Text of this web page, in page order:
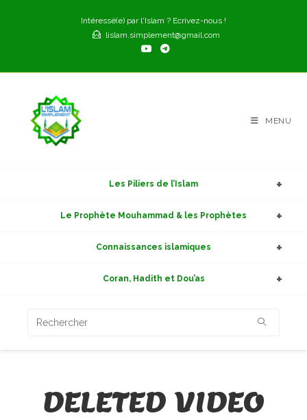
Intéressé(e) par l'Islam ? Ecrivez-nous !
lislam.simplement@gmail.com
MENU
Les Piliers de l’Islam
Le Prophète Mouhammad & les Prophètes
Connaissances islamiques
Coran, Hadith et Dou’as
DELETED VIDEO